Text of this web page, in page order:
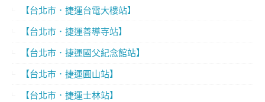
【台北市．捷運台電大樓站】
【台北市．捷運善導寺站】
【台北市．捷運國父紀念館站】
【台北市．捷運圓山站】
【台北市．捷運士林站】